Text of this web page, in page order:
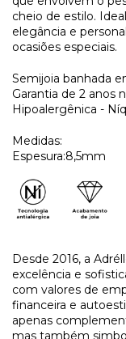
cheio de estilo.
elegância e
ocasiões especiais.
Semijoia banhada
Garantia de 2 anos
Hipoalergênica -
Medidas:
Espesura:8,5mm
Desde 2016, a
excelência e
com valores de
financeira e
apenas
mas também